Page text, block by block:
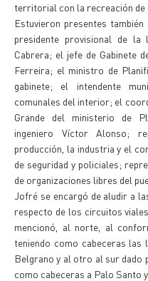
territorial con la recreación de
Estuvieron presentes
presidente provisional de la
Cabrera; el jefe de Gabinete
Ferreira; el ministro de
gabinete; el intendente
comunales del interior; el
Grande del ministerio de
ingeniero Víctor Alonso;
producción, la industria y el
de seguridad y policiales;
de organizaciones libres del
Jofré se encargó de aludir a
respecto de los circuitos
mencionó, al norte, al
teniendo como cabeceras las
Belgrano y al otro al sur dado
como cabeceras a Palo Santo